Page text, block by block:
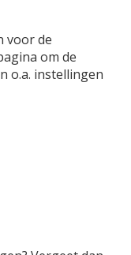
voor de
om de
o.a. instellingen